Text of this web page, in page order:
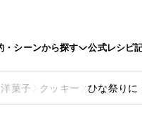
・シーンから探す 公式レシピ
洋菓子 クッキー ひな祭りに